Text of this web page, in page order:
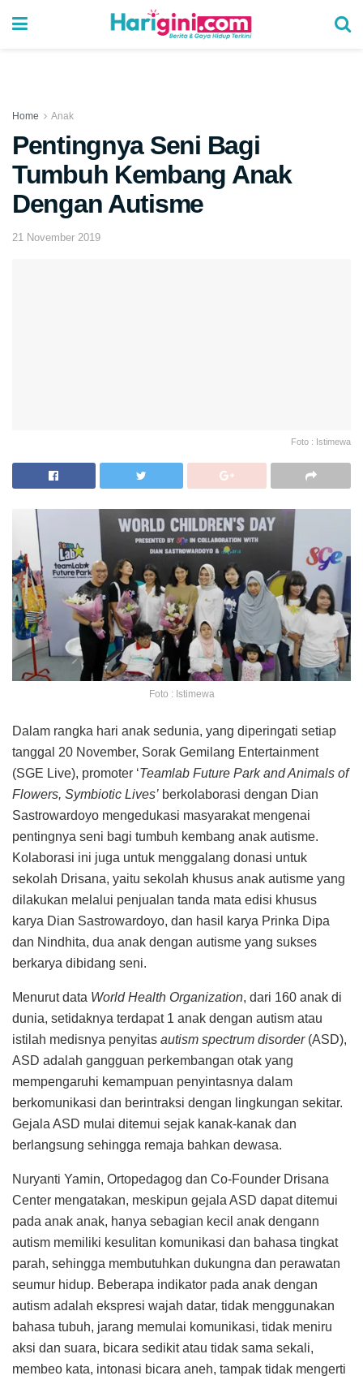
Home Anak
Pentingnya Seni Bagi
Tumbuh Kembang Anak
Dengan Autisme
21 November 2019
Foto : Istimewa
Foto : Istimewa
Dalam rangka hari anak sedunia, yang diperingati setiap
tanggal 20 November, Sorak Gemilang Entertainment
(SGE Live), promoter ‘Teamlab Future Park and Animals of
Flowers, Symbiotic Lives’ berkolaborasi dengan Dian
Sastrowardoyo mengedukasi masyarakat mengenai
pentingnya seni bagi tumbuh kembang anak autisme.
Kolaborasi ini juga untuk menggalang donasi untuk
sekolah Drisana, yaitu sekolah khusus anak autisme yang
dilakukan melalui penjualan tanda mata edisi khusus
karya Dian Sastrowardoyo, dan hasil karya Prinka Dipa
dan Nindhita, dua anak dengan autisme yang sukses
berkarya dibidang seni.
Menurut data World Health Organization, dari 160 anak di
dunia, setidaknya terdapat 1 anak dengan autism atau
istilah medisnya penyitas autism spectrum disorder(ASD),
ASD adalah gangguan perkembangan otak yang
mempengaruhi kemampuan penyintasnya dalam
berkomunikasi dan berintraksi dengan lingkungan sekitar.
Gejala ASD mulai ditemui sejak kanak-kanak dan
berlangsung sehingga remaja bahkan dewasa.
Nuryanti Yamin, Ortopedagog dan Co-Founder Drisana
Center mengatakan, meskipun gejala ASD dapat ditemui
pada anak anak, hanya sebagian kecil anak dengann
autism memiliki kesulitan komunikasi dan bahasa tingkat
parah, sehingga membutuhkan dukungna dan perawatan
seumur hidup. Beberapa indikator pada anak dengan
autism adalah ekspresi wajah datar, tidak menggunakan
bahasa tubuh, jarang memulai komunikasi, tidak meniru
aksi dan suara, bicara sedikit atau tidak sama sekali,
membeo kata, intonasi bicara aneh, tampak tidak mengerti